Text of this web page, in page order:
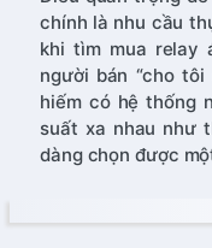
chính là nhu cầu
khi tìm mua relay
người bán “cho
hiếm có hệ thống
suất xa nhau như
dàng chọn được